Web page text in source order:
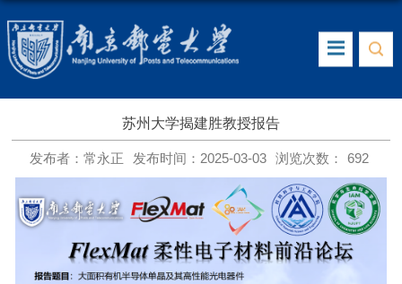
苏州大学揭建胜教授报告
发布者：常永正 发布时间：2025-03-03 浏览次数： 692